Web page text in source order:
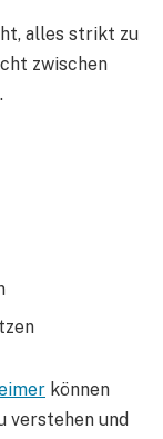
alles strikt zu
zwischen
können
verstehen und